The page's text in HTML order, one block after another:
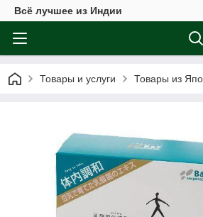
Всё лучшее из Индии
Товары и услуги Товары из